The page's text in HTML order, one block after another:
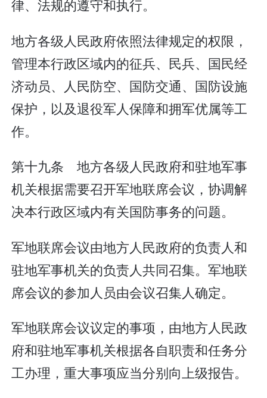
律、法规的遵守和执行。
地方各级人民政府依照法律规定的权限，
管理本行政区域内的征兵、民兵、国民经
济动员、人民防空、国防交通、国防设施
保护，以及退役军人保障和拥军优属等工
作。
第十九条 地方各级人民政府和驻地军事
机关根据需要召开军地联席会议，协调解
决本行政区域内有关国防事务的问题。
军地联席会议由地方人民政府的负责人和
驻地军事机关的负责人共同召集。军地联
席会议的参加人员由会议召集人确定。
军地联席会议议定的事项，由地方人民政
府和驻地军事机关根据各自职责和任务分
工办理，重大事项应当分别向上级报告。